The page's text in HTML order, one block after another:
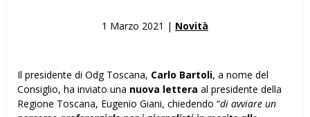
1 Marzo 2021 | Novità
Il presidente di Odg Toscana, Carlo Bartoli, a nome del
Consiglio, ha inviato una nuova lettera al presidente della
Regione Toscana, Eugenio Giani, chiedendo “di avviare un